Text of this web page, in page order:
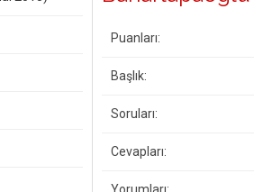
Puanları:
Başlık:
Soruları:
Cevapları: